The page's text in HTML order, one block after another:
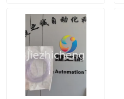
Productos
Los vídeos